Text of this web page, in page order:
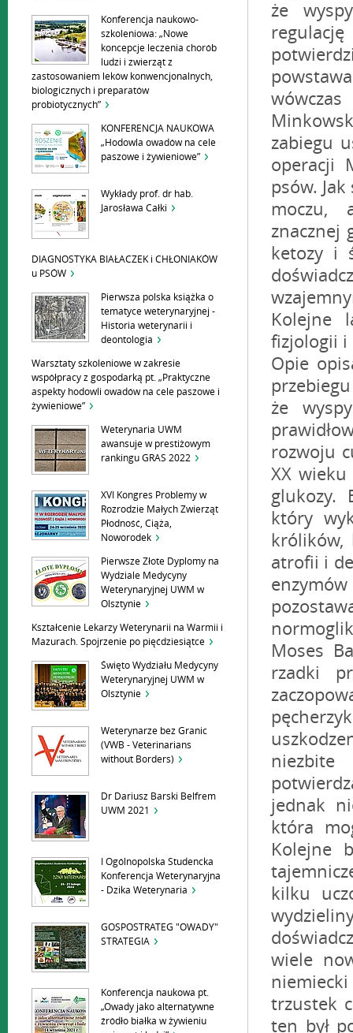
Konferencja naukowo-
szkoleniowa: „Nowe
koncepcje leczenia chorób
ludzi i zwierząt z
zastosowaniem leków konwencjonalnych,
biologicznych i preparatów
probiotycznych”
KONFERENCJA NAUKOWA
„Hodowla owadów na cele
paszowe i żywieniowe”
Wykłady prof. dr hab.
Jarosława Całki
DIAGNOSTYKA BIAŁACZEK i CHŁONIAKÓW
u PSÓW
Pierwsza polska książka o
tematyce weterynaryjnej -
Historia weterynarii i
deontologia
Warsztaty szkoleniowe w zakresie
współpracy z gospodarką pt. „Praktyczne
aspekty hodowli owadów na cele paszowe i
żywieniowe”
Weterynaria UWM
awansuje w prestiżowym
rankingu GRAS 2022
XVI Kongres Problemy w
Rozrodzie Małych Zwierząt
Płodność, Ciąża,
Noworodek
Pierwsze Złote Dyplomy na
Wydziale Medycyny
Weterynaryjnej UWM w
Olsztynie
Kształcenie Lekarzy Weterynarii na Warmii i
Mazurach. Spojrzenie po pięćdziesiątce
Święto Wydziału Medycyny
Weterynaryjnej UWM w
Olsztynie
Weterynarze bez Granic
(VWB - Veterinarians
without Borders)
Dr Dariusz Barski Belfrem
UWM 2021
I Ogólnopolska Studencka
Konferencja Weterynaryjna
- Dzika Weterynaria
GOSPOSTRATEG "OWADY"
STRATEGIA
Konferencja naukowa pt.
„Owady jako alternatywne
źródło białka w żywieniu
że
zabiegu
operacji
psów.
moczu,
znacznej
ketozy i
Kolejne
fizjologii i
Opie
że
rozwoju
XX wieku
glukozy.
który
królików,
atrofii i
Moses
rzadki
jednak
która
Kolejne
kilku
wiele
trzustek
ten był